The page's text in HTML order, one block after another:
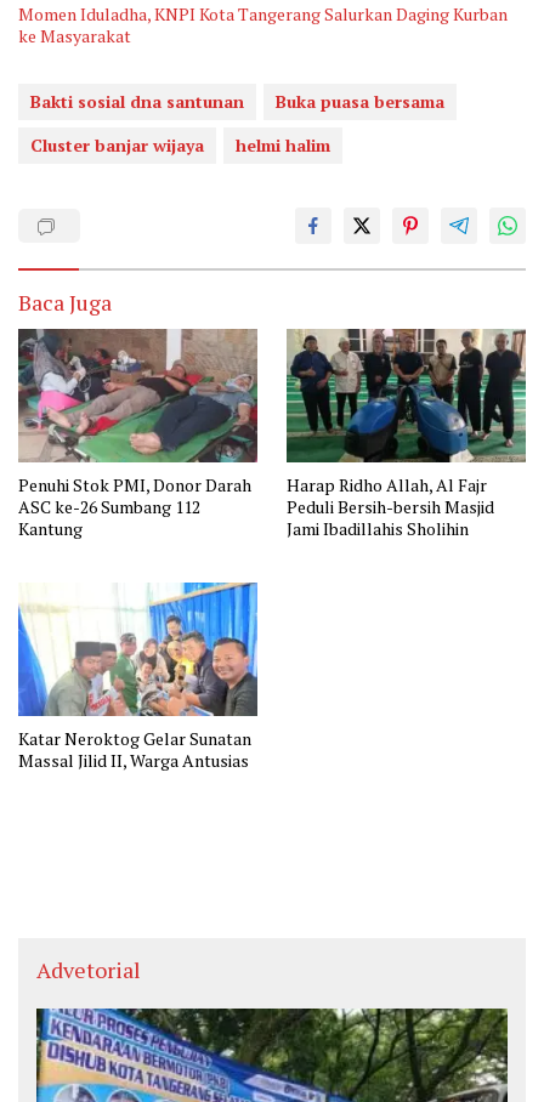
Momen Iduladha, KNPI Kota Tangerang Salurkan Daging Kurban
ke Masyarakat
Bakti sosial dna santunan
Buka puasa bersama
Cluster banjar wijaya
helmi halim
Baca Juga
Penuhi Stok PMI, Donor Darah
ASC ke-26 Sumbang 112
Kantung
Harap Ridho Allah, Al Fajr
Peduli Bersih-bersih Masjid
Jami Ibadillahis Sholihin
Katar Neroktog Gelar Sunatan
Massal Jilid II, Warga Antusias
Advetorial